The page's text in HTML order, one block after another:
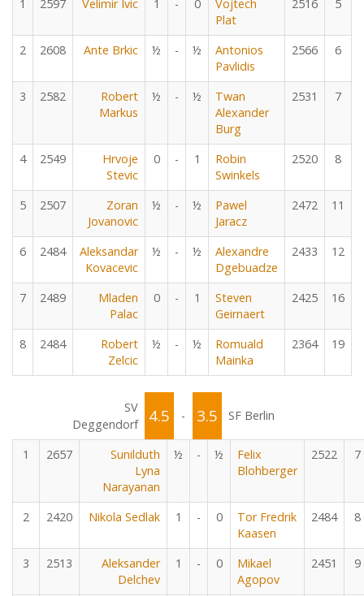
1 2597 Velimir Ivic 1 - 0
Vojtech
Plat
2516 5
2 2608 Ante Brkic ½ - ½
Antonios
Pavlidis
2566 6
3 2582
Robert
Markus
½ - ½
Twan
Alexander
Burg
2531 7
4 2549
Hrvoje
Stevic
0 - 1
Robin
Swinkels
2520 8
5 2507
Zoran
Jovanovic
½ - ½
Pawel
Jaracz
2472 11
6 2484
Aleksandar
Kovacevic
½ - ½
Alexandre
Dgebuadze
2433 12
7 2489
Mladen
Palac
0 - 1
Steven
Geirnaert
2425 16
8 2484
Robert
Zelcic
½ - ½
Romuald
Mainka
2364 19
SV
Deggendorf
4.5 - 3.5 SF Berlin
1 2657
Sunilduth
Lyna
Narayanan
½ - ½
Felix
Blohberger
2522 7
2 2420 Nikola Sedlak 1 - 0
Tor Fredrik
Kaasen
2484 8
3 2513
Aleksander
Delchev
1 - 0
Mikael
Agopov
2451 9